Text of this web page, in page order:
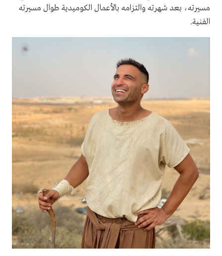
مسيرته، بعد شهرته والتزامه بالأعمال الكوميدية طوال مسيرته
الفنية.